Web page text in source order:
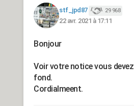
stf_jpd87 29 968
22 avr. 2021 à 17:11
Bonjour
Voir votre notice vous
fond.
Cordialmeent.